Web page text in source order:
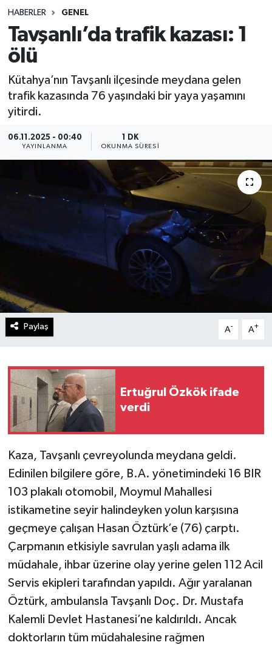
HABERLER GENEL
Tavşanlı’da trafik kazası: 1
ölü
Kütahya’nın Tavşanlı ilçesinde meydana gelen
trafik kazasında 76 yaşındaki bir yaya yaşamını
yitirdi.
06.11.2025 - 00:40
YAYINLANMA
1 DK
OKUNMA SÜRESI
Paylaş A- A+
Ertuğrul Özkök ifade
verdi
Kaza, Tavşanlı çevreyolunda meydana geldi.
Edinilen bilgilere göre, B.A. yönetimindeki 16 BIR
103 plakalı otomobil, Moymul Mahallesi
istikametine seyir halindeyken yolun karşısına
geçmeye çalışan Hasan Öztürk’e (76) çarptı.
Çarpmanın etkisiyle savrulan yaşlı adama ilk
müdahale, ihbar üzerine olay yerine gelen 112 Acil
Servis ekipleri tarafından yapıldı. Ağır yaralanan
Öztürk, ambulansla Tavşanlı Doç. Dr. Mustafa
Kalemli Devlet Hastanesi’ne kaldırıldı. Ancak
doktorların tüm müdahalesine rağmen
Spor
Teknoloji
Yaşam